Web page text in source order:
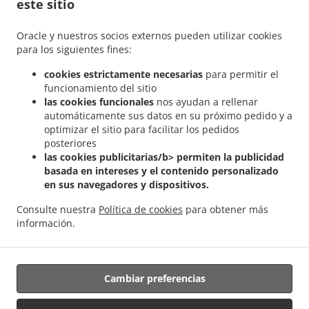
este sitio
Oracle y nuestros socios externos pueden utilizar cookies
para los siguientes fines:
cookies estrictamente necesarias para permitir el
funcionamiento del sitio
las cookies funcionales nos ayudan a rellenar
automáticamente sus datos en su próximo pedido y a
optimizar el sitio para facilitar los pedidos
posteriores
las cookies publicitarias/b> permiten la publicidad
basada en intereses y el contenido personalizado
en sus navegadores y dispositivos.
Consulte nuestra Política de cookies para obtener más
información.
Cambiar preferencias
MÉTODOS DE PAGO ACEPTADOS
Comida pollos al ast a domicilio Granollers
Comida pollos al ast a domicilio Canovelles Bellulla . Comida pollos al ast a domicilio
. Comida pollos al ast a domicilio Barcelona .
pollos al ast a domicilio Can Castells . Comida pollos al ast a domicilio Bellavista
La Torreta . Ordena comida para llevar
Respaldado por: